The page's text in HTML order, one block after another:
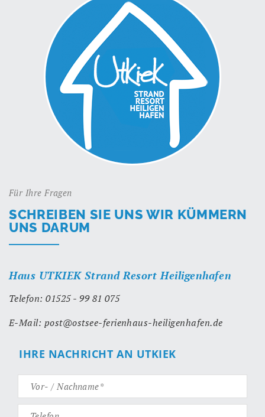
Für Ihre Fragen
SCHREIBEN SIE UNS WIR KÜMMERN
UNS DARUM
Haus UTKIEK Strand Resort Heiligenhafen
Telefon: 01525 - 99 81 075
E-Mail: post@ostsee-ferienhaus-heiligenhafen.de
IHRE NACHRICHT AN UTKIEK